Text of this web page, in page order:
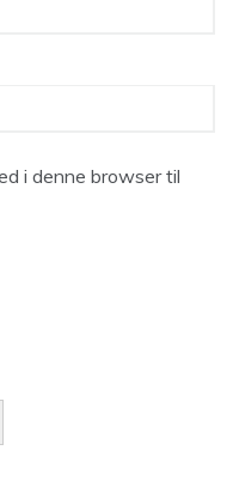
i denne browser til